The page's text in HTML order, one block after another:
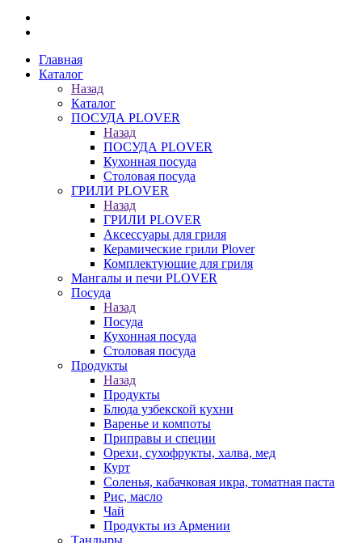
Главная
Каталог
Назад
Каталог
ПОСУДА PLOVER
Назад
ПОСУДА PLOVER
Кухонная посуда
Столовая посуда
ГРИЛИ PLOVER
Назад
ГРИЛИ PLOVER
Аксессуары для гриля
Керамические грили Plover
Комплектующие для гриля
Мангалы и печи PLOVER
Посуда
Назад
Посуда
Кухонная посуда
Столовая посуда
Продукты
Назад
Продукты
Блюда узбекской кухни
Варенье и компоты
Приправы и специи
Орехи, сухофрукты, халва, мед
Курт
Соленья, кабачковая икра, томатная паста
Рис, масло
Чай
Продукты из Армении
Тандыры